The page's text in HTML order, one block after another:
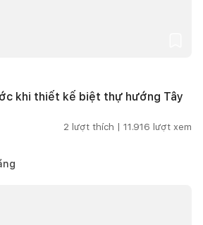
khi thiết kế biệt thự hướng Tây
2 lượt thích | 11.916 lượt xem